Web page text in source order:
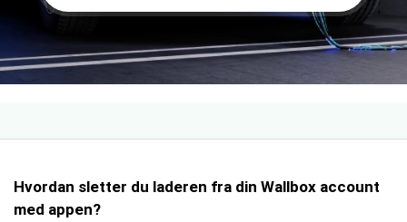
Hvordan sletter du laderen fra din Wallbox account
med appen?